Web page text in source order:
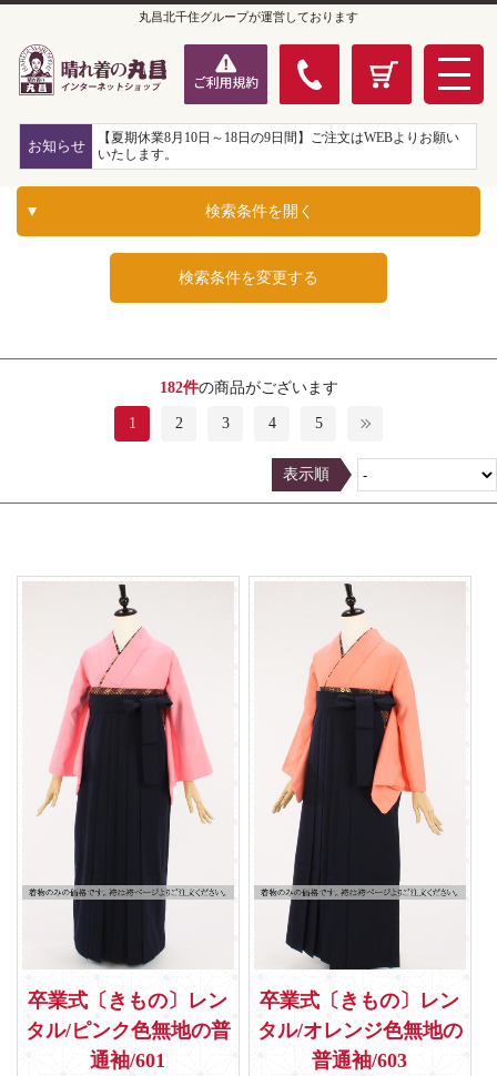
丸昌北千住グループが運営しております
お知らせ
【夏期休業8月10日～18日の9日間】ご注文はWEBよりお願い
いたします。
検索条件を開く
検索条件を変更する
182件の商品がございます
1 2 3 4 5
表示順
卒業式〔きもの〕レン
タル/ピンク色無地の普
通袖/601
卒業式〔きもの〕レン
タル/オレンジ色無地の
普通袖/603